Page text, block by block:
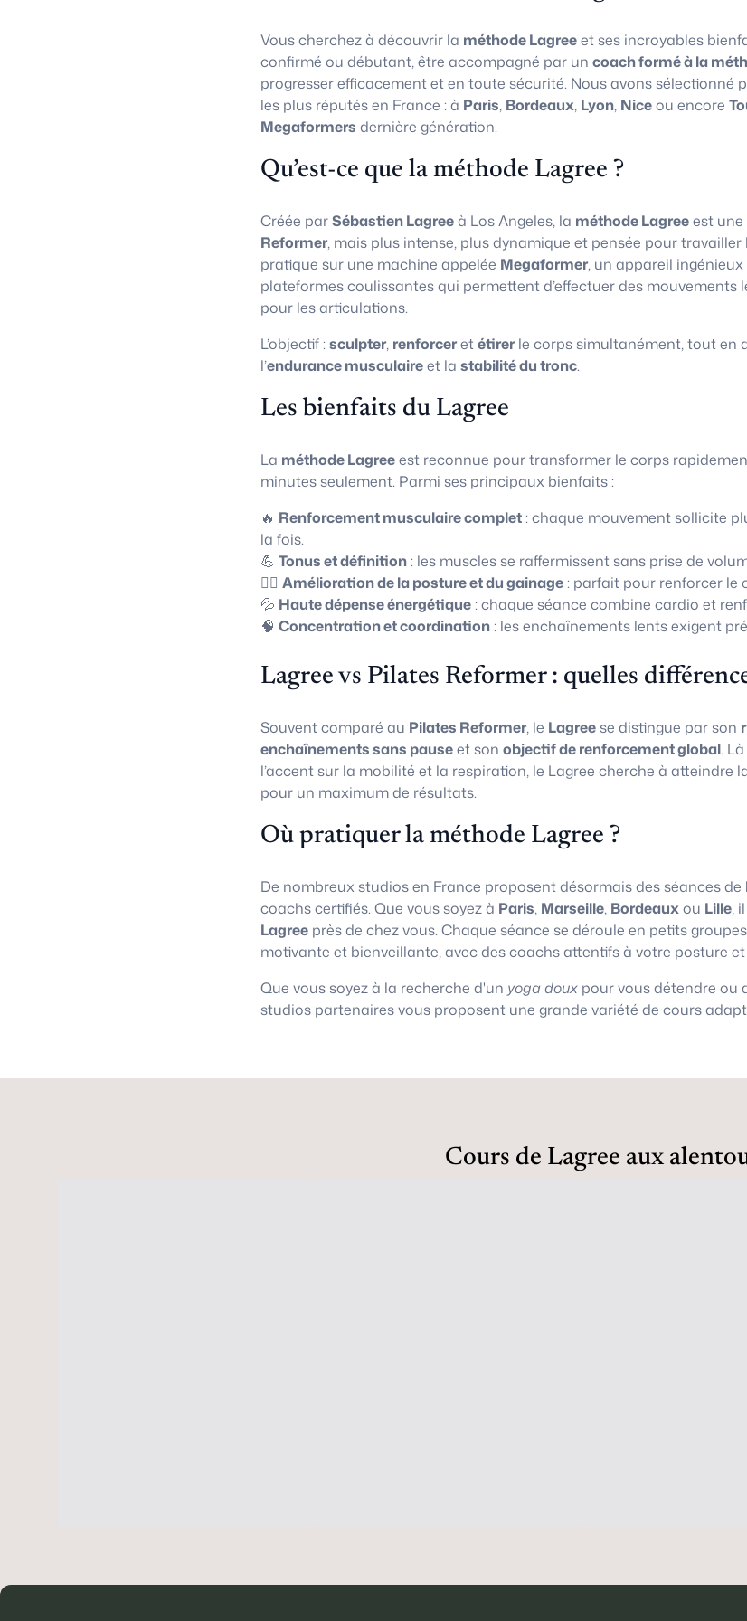
Vous cherchez à découvrir la méthode Lagreeet ses incroyables
confirmé ou débutant, être accompagné par un coach formé à la
progresser efficacement et en toute sécurité. Nous avons sélectionné
les plus réputés en France : à Paris, Bordeaux, Lyon, Niceou encore
Megaformers dernière génération.
Qu’est-ce que la méthode Lagree ?
Créée parSébastien Lagreeà Los Angeles, la méthode Lagreeest
Reformer, mais plus intense, plus dynamique et pensée pour travailler
pratique sur une machine appelée Megaformer, un appareil
plateformes coulissantes qui permettent d’effectuer des
pour les articulations.
L’objectif :sculpter, renforceretétirerle corps simultanément, tout en
l’endurance musculaireet la stabilité du tronc.
Les bienfaits du Lagree
La méthode Lagreeest reconnue pour transformer le corps
minutes seulement. Parmi ses principaux bienfaits :
🔥 Renforcement musculaire complet: chaque mouvement sollicite
la fois.
💪 Tonus et définition: les muscles se raffermissent sans prise de
🧘‍♀️ Amélioration de la posture et du gainage: parfait pour renforcer le
💦 Haute dépense énergétique: chaque séance combine cardio et
🧠 Concentration et coordination: les enchaînements lents exigent
Lagree vs Pilates Reformer : quelles
Souvent comparé au Pilates Reformer, le Lagree se distingue par son
enchaînements sans pauseet son objectif de renforcement global.
l’accent sur la mobilité et la respiration, le Lagree cherche à atteindre
pour un maximum de résultats.
Où pratiquer la méthode Lagree ?
De nombreux studios en France proposent désormais des séances de
coachs certifiés. Que vous soyez à Paris, Marseille, Bordeauxou Lille,
Lagree près de chez vous. Chaque séance se déroule en petits
motivante et bienveillante, avec des coachs attentifs à votre posture
Que vous soyez à la recherche d'un yoga doux pour vous détendre ou
studios partenaires vous proposent une grande variété de cours
Cours de Lagree aux